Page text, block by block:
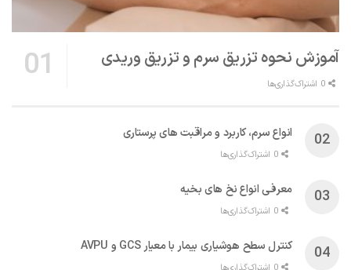
آموزش نحوه تزریق سرم و تزریق وریدی
انواع سرم، کاربرد و مراقبت‌ های پرستاری
معرفی انواع نخ های بخیه
کنترل سطح هوشیاری بیمار با معیار GCS و AVPU